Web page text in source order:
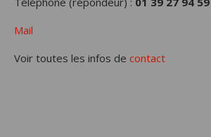
Mail
Voir toutes les infos de contact